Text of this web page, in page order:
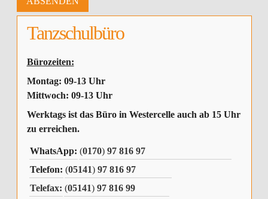
Tanzschulbüro
Bürozeiten:
Montag: 09-13 Uhr
Mittwoch: 09-13 Uhr
Werktags ist das Büro in Westercelle auch ab 15 Uhr
zu erreichen.
WhatsApp: (0170)97 816 97
Telefon: (05141)97 816 97
Telefax: (05141) 97 816 99